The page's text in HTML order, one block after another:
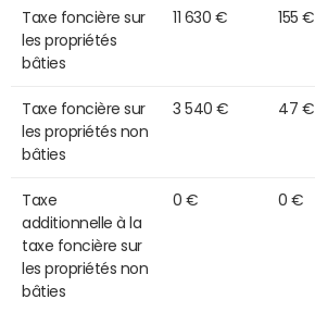
Taxe foncière sur
les propriétés
bâties
11 630 € 155 €
Taxe foncière sur
les propriétés non
bâties
3 540 € 47 €
Taxe
additionnelle à la
taxe foncière sur
les propriétés non
bâties
0 € 0 €